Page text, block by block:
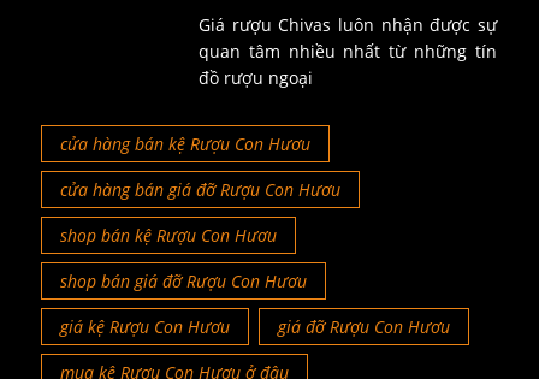
Giá rượu Chivas luôn nhận được sự
quan tâm nhiều nhất từ những tín
đồ rượu ngoại
cửa hàng bán kệ Rượu Con Hươu
cửa hàng bán giá đỡ Rượu Con Hươu
shop bán kệ Rượu Con Hươu
shop bán giá đỡ Rượu Con Hươu
giá kệ Rượu Con Hươu
giá đỡ Rượu Con Hươu
mua kệ Rượu Con Hươu ở đâu